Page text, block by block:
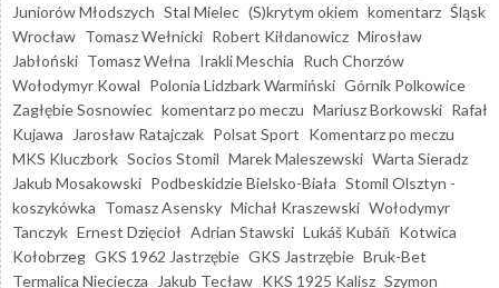
Juniorów Młodszych Stal Mielec (S)krytym okiem komentarz Śląsk
Wrocław Tomasz Wełnicki Robert Kiłdanowicz Mirosław
Jabłoński Tomasz Wełna Irakli Meschia Ruch Chorzów
Wołodymyr Kowal Polonia Lidzbark Warmiński Górnik Polkowice
Zagłębie Sosnowiec komentarz po meczu Mariusz Borkowski Rafał
Kujawa
Jarosław Ratajczak Polsat Sport Komentarz po meczu
MKS Kluczbork Socios Stomil Marek Maleszewski Warta Sieradz
Jakub Mosakowski Podbeskidzie Bielsko-Biała Stomil Olsztyn -
koszykówka Tomasz Asensky Michał Kraszewski Wołodymyr
Tanczyk Ernest Dzięcioł Adrian Stawski Lukáš Kubáň Kotwica
Kołobrzeg GKS 1962 Jastrzębie GKS Jastrzębie Bruk-Bet
Termalica Nieciecza
Jakub Tecław KKS 1925 Kalisz Szymon